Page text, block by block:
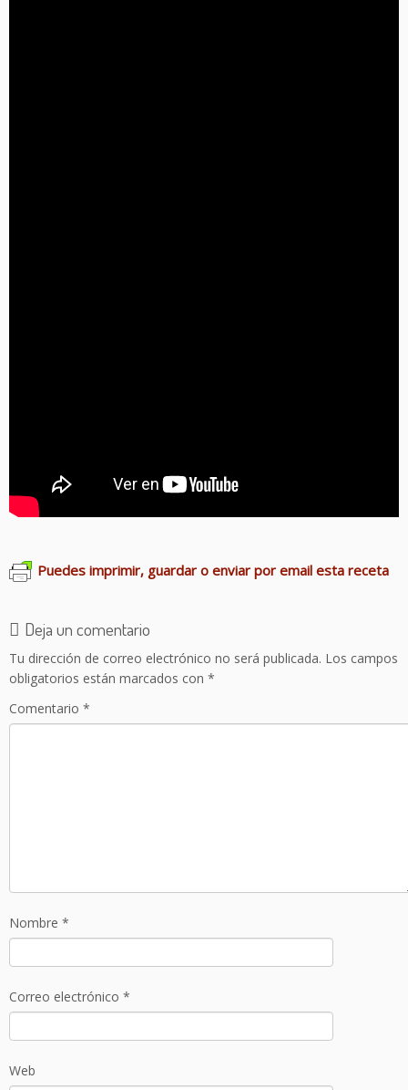
Puedes imprimir, guardar o enviar por email esta receta
Deja un comentario
Tu dirección de correo electrónico no será publicada. Los campos
obligatorios están marcados con *
Comentario *
Nombre *
Correo electrónico *
Web